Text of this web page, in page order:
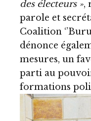
des électeurs »,
parole et
Coalition
dénonce
mesures, un
parti au
formations